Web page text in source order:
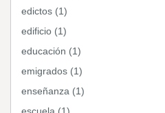
edictos (1)
edificio (1)
educación (1)
emigrados (1)
enseñanza (1)